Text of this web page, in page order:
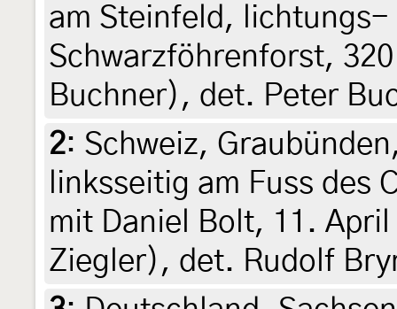
am Steinfeld, lichtungs-
Schwarzföhrenforst,
Buchner), det. Peter
2: Schweiz,
linksseitig am Fuss des
mit Daniel Bolt, 11.
Ziegler), det. Rudolf